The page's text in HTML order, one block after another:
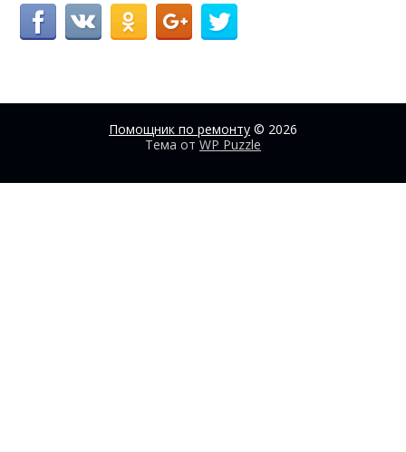
Помощник по ремонту © 2026
Тема от WP Puzzle